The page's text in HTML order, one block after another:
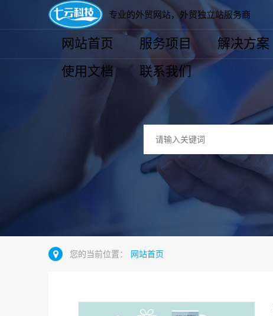
专业的外贸网站，外贸独立站服务商
网站首页 服务项目 解决方案
使用文档
联系我们
您的当前位置： 网站首页